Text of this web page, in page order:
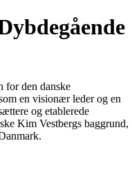
for den danske
en visionær leder og en
og etablerede
Kim Vestbergs baggrund,